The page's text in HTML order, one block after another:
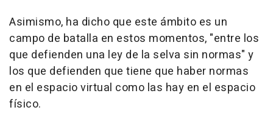
Asimismo, ha dicho que este ámbito es un
campo de batalla en estos momentos, "entre los
que defienden una ley de la selva sin normas" y
los que defienden que tiene que haber normas
en el espacio virtual como las hay en el espacio
físico.